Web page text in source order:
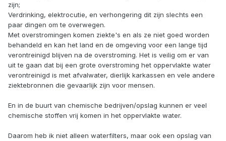
zijn;
Verdrinking, elektrocutie, en verhongering dit zijn slechts een
paar dingen om te overwegen.
Met overstromingen komen ziekte's en als ze niet goed worden
behandeld en kan het land en de omgeving voor een lange tijd
verontreinigd blijven na de overstroming. Het is veilig om er van
uit te gaan dat bij een grote overstroming het oppervlakte water
verontreinigd is met afvalwater, dierlijk karkassen en vele andere
ziektebronnen die gevaarlijk zijn voor mensen.
En in de buurt van chemische bedrijven/opslag kunnen er veel
chemische stoffen vrij komen in het oppervlakte water.
Daarom heb ik niet alleen waterfilters, maar ook een opslag van